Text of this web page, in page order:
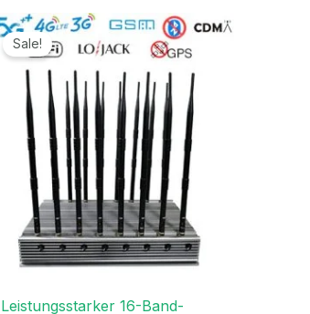
Sale!
Leistungsstarker 16-Band-
Ursprünglicher
Preis
war:
2.099,00€
Aktueller
Preis
ist:
1.099,99€.